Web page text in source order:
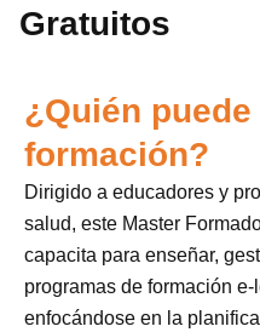
Gratuitos
¿Quién
formación?
Dirigido a educadores y
salud, este Master
capacita para enseñar,
programas de formación
enfocándose en la